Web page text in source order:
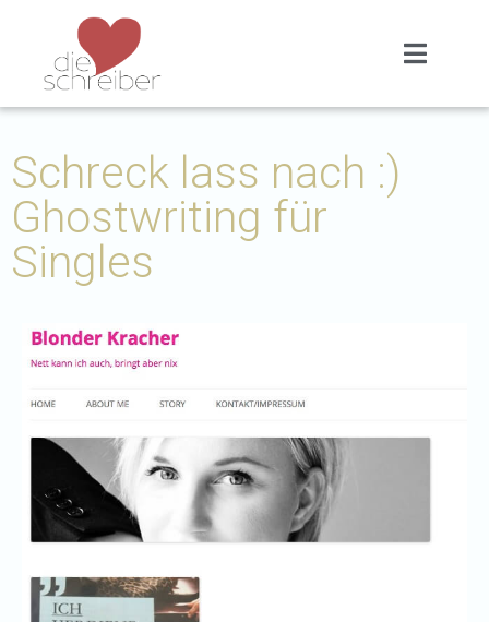
Schreck lass nach :)
Ghostwriting für
Singles